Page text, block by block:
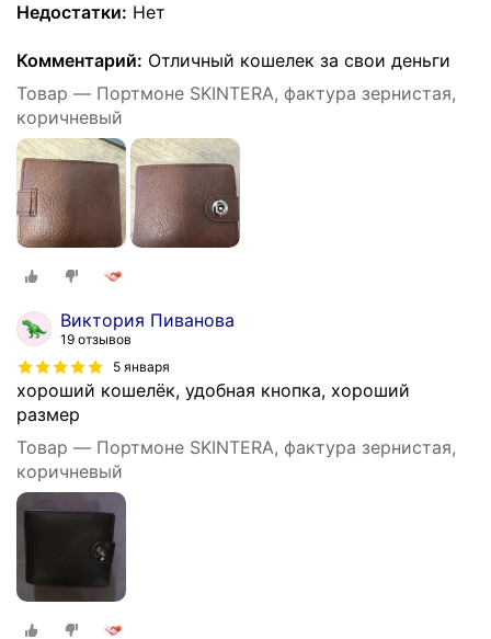
Недостатки: Нет
Комментарий: Отличный кошелек за свои деньги
Товар — Портмоне SKINTERA, фактура зернистая,
коричневый
Виктория Пиванова
19 отзывов
5 января
хороший кошелёк, удобная кнопка, хороший
размер
Товар — Портмоне SKINTERA, фактура зернистая,
коричневый